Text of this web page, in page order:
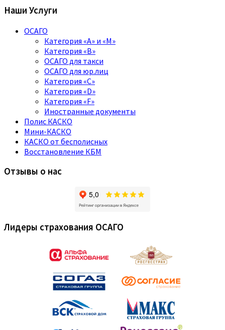
Наши Услуги
ОСАГО
Категория «A» и «M»
Категория «B»
ОСАГО для такси
ОСАГО для юр.лиц
Категория «C»
Категория «D»
Категория «F»
Иностранные документы
Полис КАСКО
Мини-КАСКО
КАСКО от бесполисных
Восстановление КБМ
Отзывы о нас
Лидеры страхования ОСАГО